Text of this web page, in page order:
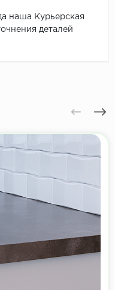
наша Курьерская
деталей